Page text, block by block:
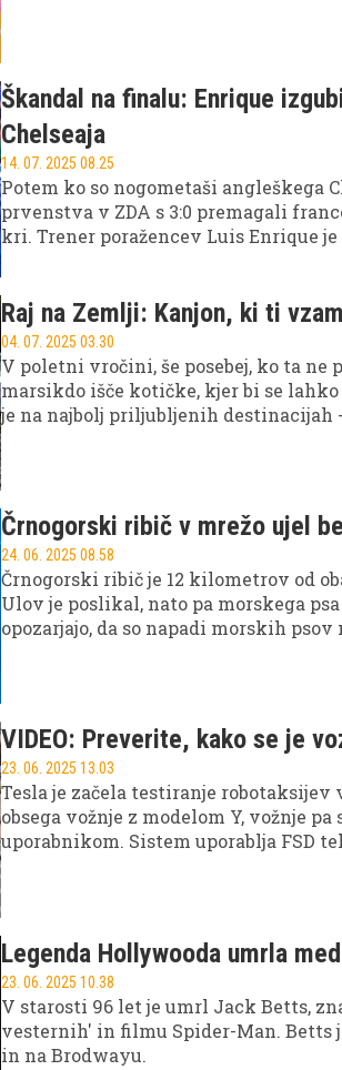
Škandal na finalu: Enrique
Chelseaja
14. 07. 2025 08.25
Potem ko so nogometaši angleškega
prvenstva v ZDA s 3:0 premagali
kri. Trener poražencev Luis Enrique
Raj na Zemlji: Kanjon, ki ti
04. 07. 2025 03.30
V poletni vročini, še posebej, ko ta ne
marsikdo išče kotičke, kjer bi se
je na najbolj priljubljenih destinacijah
svoje telo. Tokrat nas je popeljal v
Črnogorski ribič v mrežo ujel
24. 06. 2025 08.58
Črnogorski ribič je 12 kilometrov od
Ulov je poslikal, nato pa morskega
opozarjajo, da so napadi morskih
VIDEO: Preverite, kako se je
23. 06. 2025 13.03
Tesla je začela testiranje
obsega vožnje z modelom Y, vožnje
uporabnikom. Sistem uporablja FSD
Legenda Hollywooda umrla
23. 06. 2025 10.38
V starosti 96 let je umrl Jack Betts,
vesternih' in filmu Spider-Man.
in na Brodwayu.